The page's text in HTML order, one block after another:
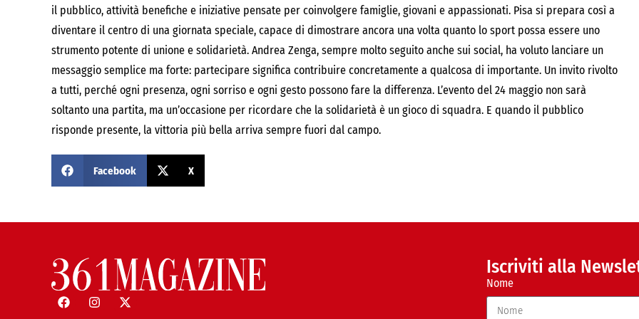
il pubblico, attività benefiche e iniziative pensate per coinvolgere famiglie, giovani e appassionati. Pisa si prepara così a
diventare il centro di una giornata speciale, capace di dimostrare ancora una volta quanto lo sport possa essere uno
strumento potente di unione e solidarietà. Andrea Zenga, sempre molto seguito anche sui social, ha voluto lanciare un
messaggio semplice ma forte: partecipare significa contribuire concretamente a qualcosa di importante. Un invito rivolto
a tutti, perché ogni presenza, ogni sorriso e ogni gesto possono fare la differenza. L’evento del 24 maggio non sarà
soltanto una partita, ma un’occasione per ricordare che la solidarietà è un gioco di squadra. E quando il pubblico
risponde presente, la vittoria più bella arriva sempre fuori dal campo.
Facebook X
Iscriviti alla
Nome